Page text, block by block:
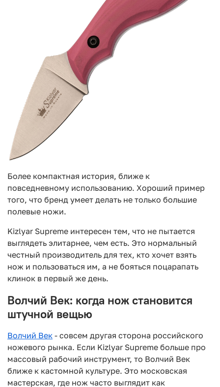
Более компактная история, ближе к
повседневному использованию. Хороший пример
того, что бренд умеет делать не только большие
полевые ножи.
Kizlyar Supreme интересен тем, что не пытается
выглядеть элитарнее, чем есть. Это нормальный
честный производитель для тех, кто хочет взять
нож и пользоваться им, а не бояться поцарапать
клинок в первый же день.
Волчий Век: когда нож становится
штучной вещью
Волчий Век - совсем другая сторона российского
ножевого рынка. Если Kizlyar Supreme больше про
массовый рабочий инструмент, то Волчий Век
ближе к кастомной культуре. Это московская
мастерская, где нож часто выглядит как